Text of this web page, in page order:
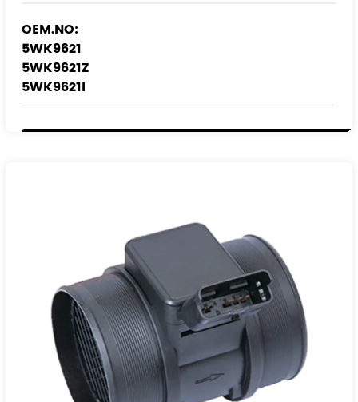
OEM.NO:
5WK9621
5WK9621Z
5WK9621I